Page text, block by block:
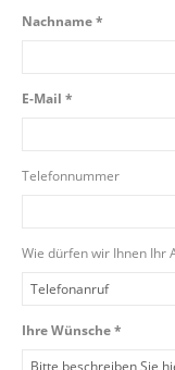
Nachname *
E-Mail *
Telefonnummer
Wie dürfen wir Ihnen Ihr
Ihre Wünsche *